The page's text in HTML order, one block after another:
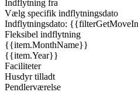
Indflytning fra
Vælg specifik indflytningsdato
Indflytningsdato:
Fleksibel indflytning
{{item.MonthName}}
{{item.Year}}
Faciliteter
Husdyr tilladt
Pendlerværelse